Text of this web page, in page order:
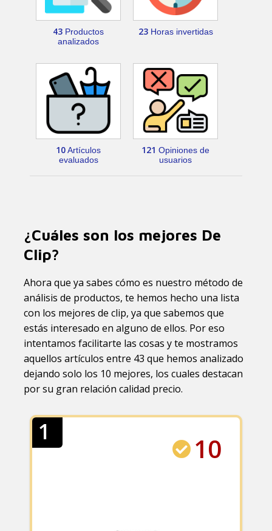
43 Productos
analizados
23Horas invertidas
10Artículos
evaluados
121 Opiniones de
usuarios
¿Cuáles son los mejores De
Clip?
Ahora que ya sabes cómo es nuestro método de
análisis de productos, te hemos hecho una lista
con los mejores de clip, ya que sabemos que
estás interesado en alguno de ellos. Por eso
intentamos facilitarte las cosas y te mostramos
aquellos artículos entre 43 que hemos analizado
dejando solo los 10 mejores, los cuales destacan
por su gran relación calidad precio.
1
10